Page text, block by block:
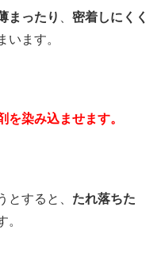
まったり
密着しにくく
います。
染み込ませます。
とすると、 たれ落ちた
。